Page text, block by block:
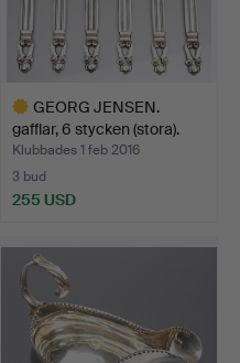
GEORG JENSEN.
gafflar, 6 stycken (stora).
Klubbades 1 feb 2016
3 bud
255 USD
föremål